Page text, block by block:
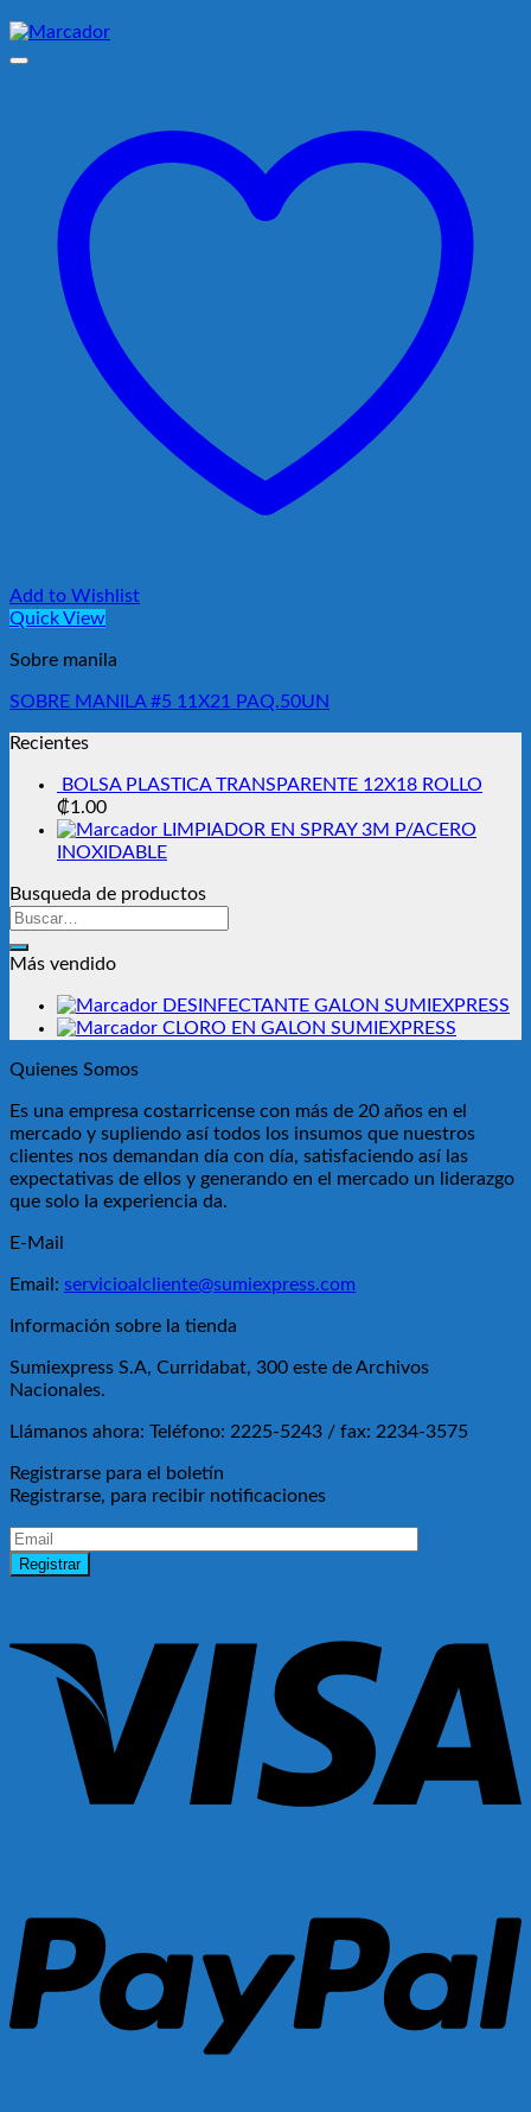
Add to Wishlist
Quick View
Sobre manila
SOBRE MANILA #5 11X21 PAQ.50UN
Recientes
BOLSA PLASTICA TRANSPARENTE 12X18 ROLLO
₡1.00
LIMPIADOR EN SPRAY 3M P/ACERO
INOXIDABLE
Busqueda de productos
Buscar
Más vendido
DESINFECTANTE GALON SUMIEXPRESS
CLORO EN GALON SUMIEXPRESS
Quienes Somos
Es una empresa costarricense con más de 20 años en el
mercado y supliendo así todos los insumos que nuestros
clientes nos demandan día con día, satisfaciendo así las
expectativas de ellos y generando en el mercado un liderazgo
que solo la experiencia da.
E-Mail
Email: servicioalcliente@sumiexpress.com
Información sobre la tienda
Sumiexpress S.A, Curridabat, 300 este de Archivos
Nacionales.
Llámanos ahora: Teléfono: 2225-5243 / fax: 2234-3575
Registrarse para el boletín
Registrarse, para recibir notificaciones